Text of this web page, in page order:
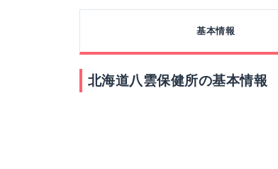
基本情報
北海道八雲保健所の基本情報